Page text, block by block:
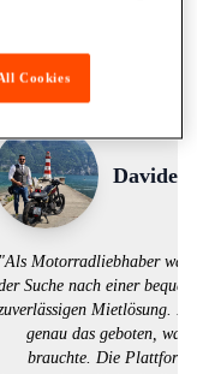
Davide
"Als Motorradliebhaber war
Suche nach einer
Mietlösung.
genau das geboten, was
brauchte. Die Plattform
Cookies